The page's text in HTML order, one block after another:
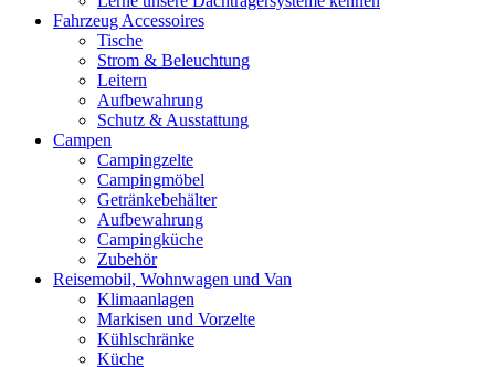
Fahrzeug Accessoires
Tische
Strom & Beleuchtung
Leitern
Aufbewahrung
Schutz & Ausstattung
Campen
Campingzelte
Campingmöbel
Getränkebehälter
Aufbewahrung
Campingküche
Zubehör
Reisemobil, Wohnwagen und Van
Klimaanlagen
Markisen und Vorzelte
Kühlschränke
Küche